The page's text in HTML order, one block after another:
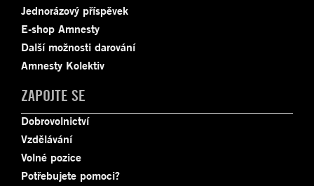
Jednorázový příspěvek
E-shop Amnesty
Další možnosti darování
Amnesty Kolektiv
ZAPOJTE SE
Dobrovolnictví
Vzdělávání
Volné pozice
Potřebujete pomoci?